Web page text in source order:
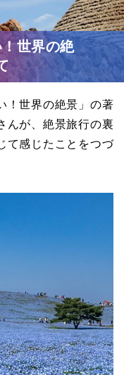
！世界の絶
！世界の絶景」の著
んが、絶景旅行の裏
て感じたことをつづ